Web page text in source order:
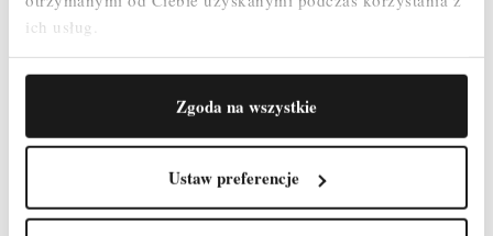
ich usług.
Zgoda na wszystkie
Ustaw preferencje
OPIS